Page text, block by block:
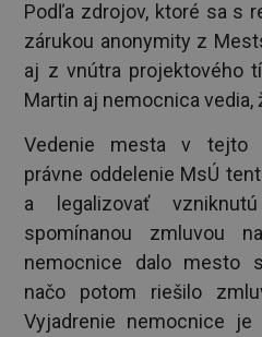
Podľa zdrojov, ktoré sa s
zárukou anonymity z
aj z vnútra projektového
Martin aj nemocnica vedia,
Vedenie mesta v tejto
právne oddelenie MsÚ
a legalizovať
spomínanou zmluvou
nemocnice dalo mesto
načo potom riešilo
Vyjadrenie nemocnice